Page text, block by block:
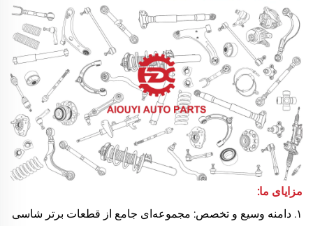
مزایای ما:
۱. دامنه وسیع و تخصص: مجموعه‌ای جامع از قطعات برتر شاسی